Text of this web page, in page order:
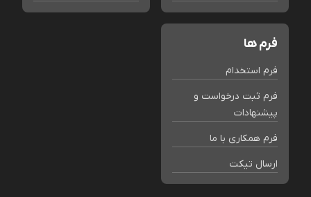
فرم ها
فرم استخدام
فرم ثبت درخواست و
پیشنهادات
فرم همکاری با ما
ارسال تیکت